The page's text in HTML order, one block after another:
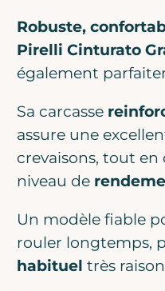
Robuste,
Pirelli Cinturato
également
Sa carcasse
assure une
crevaisons, tout
niveau de
Un modèle fiable
rouler longtemps,
habituel très